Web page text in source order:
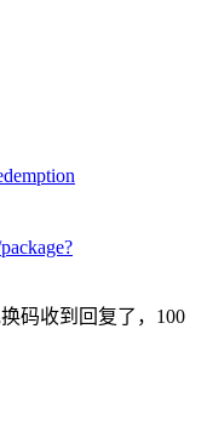
码收到回复了，100